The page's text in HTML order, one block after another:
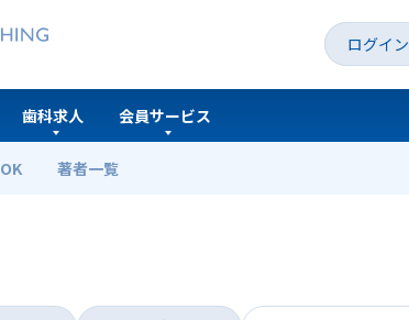
ログイン
著者一覧
歯科求人 会員サービス